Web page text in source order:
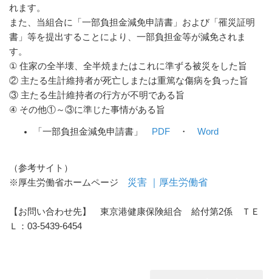
れます。
また、当組合に「一部負担金減免申請書」および「罹災証明
書」等を提出することにより、一部負担金等が減免されま
す。
① 住家の全半壊、全半焼またはこれに準ずる被災をした旨
② 主たる生計維持者が死亡しまたは重篤な傷病を負った旨
③ 主たる生計維持者の行方が不明である旨
④ その他①～③に準じた事情がある旨
「一部負担金減免申請書」 PDF ・ Word
（参考サイト）
※厚生労働省ホームページ 災害 ｜厚生労働省
【お問い合わせ先】 東京港健康保険組合 給付第2係 ＴＥ
Ｌ：03-5439-6454